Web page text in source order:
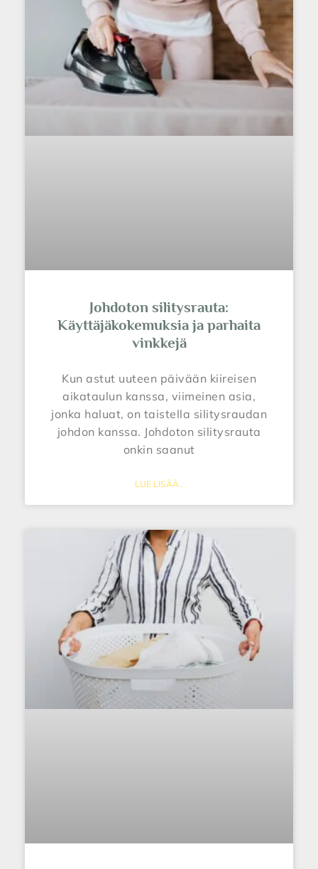
Johdoton silitysrauta:
Käyttäjäkokemuksia ja parhaita
vinkkejä
Kun astut uuteen päivään kiireisen
aikataulun kanssa, viimeinen asia,
jonka haluat, on taistella silitysraudan
johdon kanssa. Johdoton silitysrauta
onkin saanut
LUE LISÄÄ..